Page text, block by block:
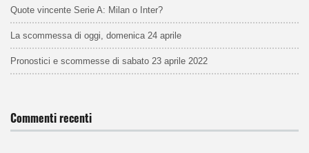
Quote vincente Serie A: Milan o Inter?
La scommessa di oggi, domenica 24 aprile
Pronostici e scommesse di sabato 23 aprile 2022
Commenti recenti